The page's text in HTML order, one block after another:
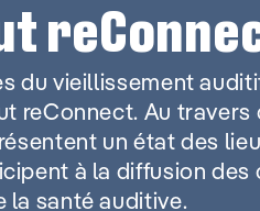
du vieillissement
reConnect. Au
un état des
à la diffusion des
la santé auditive.